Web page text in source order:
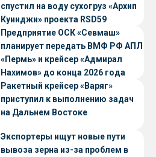
спустил на воду сухогруз «Архип
Куинджи» проекта RSD59
Предприятие ОСК «Севмаш»
планирует передать ВМФ РФ АПЛ
«Пермь» и крейсер «Адмирал
Нахимов» до конца 2026 года
Ракетный крейсер «Варяг»
приступил к выполнению задач
на Дальнем Востоке
Экспортеры ищут новые пути
вывоза зерна из-за проблем в